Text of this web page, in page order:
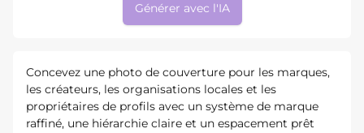
Générer avec l'IA
Concevez une photo de couverture pour les marques,
les créateurs, les organisations locales et les
propriétaires de profils avec un système de marque
raffiné, une hiérarchie claire et un espacement prêt